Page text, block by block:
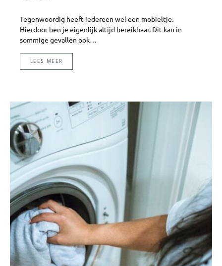
Tegenwoordig heeft iedereen wel een mobieltje.
Hierdoor ben je eigenlijk altijd bereikbaar. Dit kan in
sommige gevallen ook…
LEES MEER